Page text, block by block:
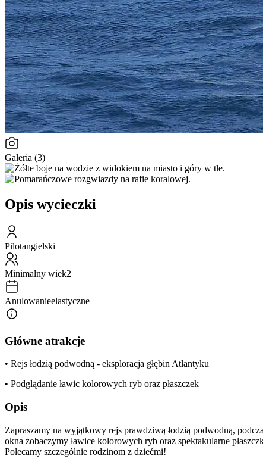
Galeria (3)
Opis wycieczki
Pilotangielski
Minimalny wiek2
Anulowanieelastyczne
Główne atrakcje
• Rejs łodzią podwodną - eksploracja głębin Atlantyku
• Podglądanie ławic kolorowych ryb oraz płaszczek
Opis
Zapraszamy na wyjątkowy rejs prawdziwą łodzią podwodną,
okna zobaczymy ławice kolorowych ryb oraz spektakularne
Polecamy szczególnie rodzinom z dziećmi!